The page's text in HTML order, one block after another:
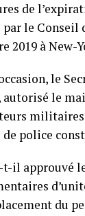
de
par le Conseil
2019 à New-
le
le
militaires
de police
t-il approuvé
du